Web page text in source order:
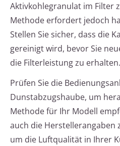
Aktivkohlegranulat im Filter
Methode erfordert jedoch
Stellen Sie sicher, dass die
gereinigt wird, bevor Sie
die Filterleistung zu erhalten.
Prüfen Sie die
Dunstabzugshaube, um
Methode für Ihr Modell
auch die Herstellerangaben
um die Luftqualität in Ihrer